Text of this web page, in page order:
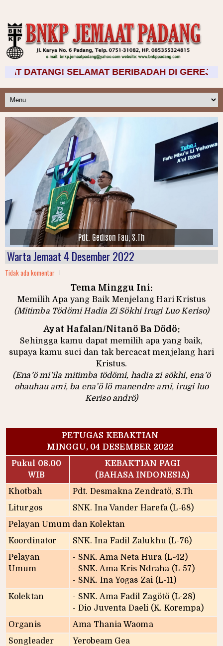
SELAMAT BERIBADAH DI GEREJA BNKP
Kebaktian Pagi 2 Agustus 2026
Warta Jemaat 4 Desember 2022
Tidak ada komentar
Tema Minggu Ini:
Memilih Apa yang Baik Menjelang Hari Kristus
(Mitimba Tödömi Hadia Zi Sökhi Irugi Luo Keriso)
Ayat Hafalan/Nitanö Ba Dödö:
Sehingga kamu dapat memilih apa yang baik,
supaya kamu suci dan tak bercacat menjelang hari
Kristus.
(Ena’ö mi’ila mitimba tödömi, hadia zi sökhi, ena’ö
ohauhau ami, ba ena’ö lö manendre ami, irugi luo
Keriso andrö)
PETUGAS KEBAKTIAN
MINGGU, 04 DESEMBER 2022
Pukul 08.00
WIB
KEBAKTIAN PAGI
(BAHASA INDONESIA)
Khotbah
Pdt. Desmakna Zendratö, S.Th
Liturgos
SNK. Ina Vander Harefa (L-68)
Pelayan Umum dan Kolektan
Koordinator
SNK. Ina Fadil Zalukhu (L-76)
Pelayan
Umum
- SNK. Ama Neta Hura (L-42)
- SNK. Ama Kris Ndraha (L-57)
- SNK. Ina Yogas Zai (L-11)
Kolektan
- SNK. Ama Fadil Zagötö (L-28)
- Dio Juventa Daeli (K. Korempa)
Organis
Ama Thania Waoma
Songleader
Yerobeam Gea